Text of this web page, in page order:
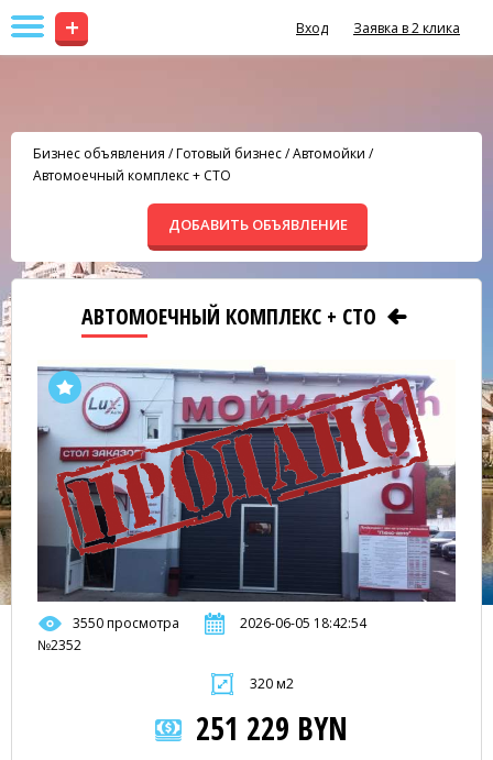
+ Вход Заявка в 2 клика
Бизнес объявления /Готовый бизнес/Автомойки /
Автомоечный комплекс + СТО
ДОБАВИТЬ ОБЪЯВЛЕНИЕ
АВТОМОЕЧНЫЙ КОМПЛЕКС + СТО
3550 просмотра
2026-06-05 18:42:54
№2352
320 м2
251 229 BYN